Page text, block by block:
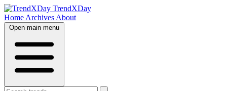
TrendXDay
Home Archives About
Open main menu